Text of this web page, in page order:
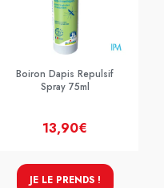
Boiron Dapis Repulsif
Spray 75ml
13,90€
JE LE PRENDS !